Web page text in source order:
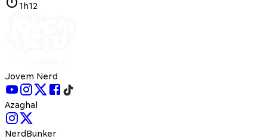
1h12
Jovem Nerd
Azaghal
NerdBunker